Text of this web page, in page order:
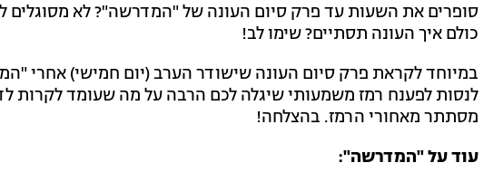
סופרים את השעות עד פרק סיום העונה של "המדרשה"? לא מסוגלים
כולם איך העונה תסתיים? שימו לב!
במיוחד לקראת פרק סיום העונה שישודר הערב (יום חמישי) אחרי
לנסות לפענח רמז משמעותי שיגלה לכם הרבה על מה שעומד לקרות
מסתתר מאחורי הרמז. בהצלחה!
עוד על "המדרשה":